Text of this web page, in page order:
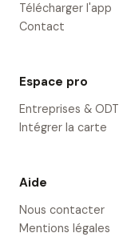
Télécharger l'app
Contact
Espace pro
Entreprises & ODT
Intégrer la carte
Aide
Nous contacter
Mentions légales